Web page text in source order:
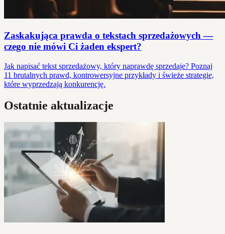
Zaskakująca prawda o tekstach sprzedażowych —
czego nie mówi Ci żaden ekspert?
Jak napisać tekst sprzedażowy, który naprawdę sprzedaje? Poznaj
11 brutalnych prawd, kontrowersyjne przykłady i świeże strategie,
które wyprzedzają konkurencję.
Ostatnie aktualizacje